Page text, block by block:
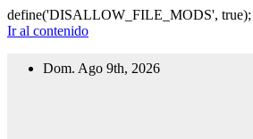
define('DISALLOW_FILE_MODS', true);
Ir al contenido
Dom. Ago 9th, 2026